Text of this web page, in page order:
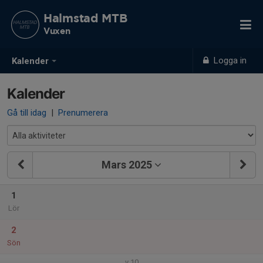
Kalender Logga in
Halmstad MTB
Vuxen
Kalender
Gå till idag | Prenumerera
Mars 2025
1
Lör
2
Sön